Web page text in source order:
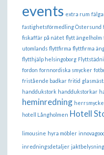
events extra rum
fastighetsförmedling Östersund
fiskaffär på nätet flytt ängelholm
utomlands flyttfirma flyttfirma
flytthjälp helsingoborg
fordon fornnordiska smycker
fristående badkar fritid
handdukstork handdukstorkar
heminredning
hotell Långholmen Hotell
limousine hyra möbler
inredningsdetaljer jaktbelysning